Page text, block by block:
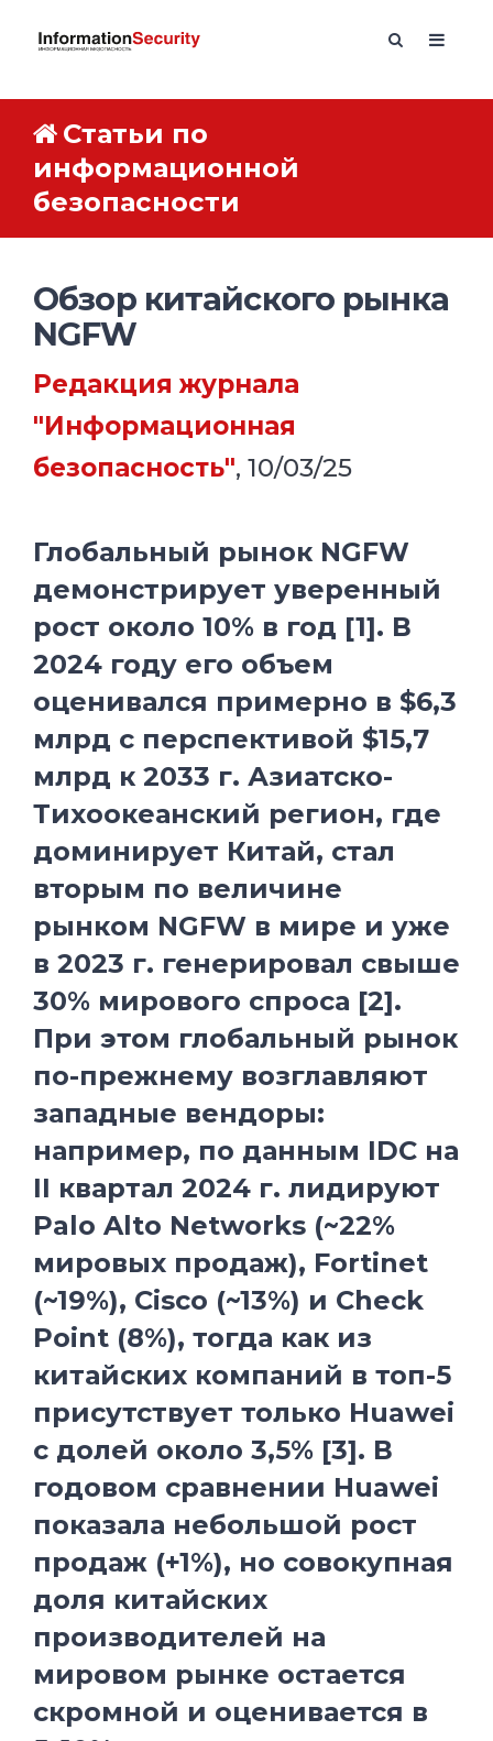
Статьи по
информационной
безопасности
Обзор китайского рынка
NGFW
Редакция журнала
"Информационная
безопасность", 10/03/25
Глобальный рынок NGFW
демонстрирует уверенный
рост около 10% в год [1]. В
2024 году его объем
оценивался примерно в $6,3
млрд с перспективой $15,7
млрд к 2033 г. Азиатско-
Тихоокеанский регион, где
доминирует Китай, стал
вторым по величине
рынком NGFW в мире и уже
в 2023 г. генерировал свыше
30% мирового спроса [2].
При этом глобальный рынок
по-прежнему возглавляют
западные вендоры:
например, по данным IDC на
II квартал 2024 г. лидируют
Palo Alto Networks (~22%
мировых продаж), Fortinet
(~19%), Cisco (~13%) и Check
Point (8%), тогда как из
китайских компаний в топ-5
присутствует только Huawei
с долей около 3,5% [3]. В
годовом сравнении Huawei
показала небольшой рост
продаж (+1%), но совокупная
доля китайских
производителей на
мировом рынке остается
скромной и оценивается в